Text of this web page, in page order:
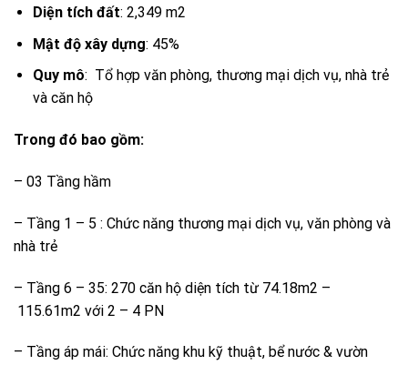
Diện tích đất: 2,349 m2
Mật độ xây dựng: 45%
Quy mô: Tổ hợp văn phòng, thương mại dịch vụ, nhà trẻ
và căn hộ
Trong đó bao gồm:
– 03 Tầng hầm
– Tầng 1 – 5 : Chức năng thương mại dịch vụ, văn phòng và
nhà trẻ
– Tầng 6 – 35: 270 căn hộ diện tích từ 74.18m2 –
115.61m2 với 2 – 4 PN
– Tầng áp mái: Chức năng khu kỹ thuật, bể nước & vườn